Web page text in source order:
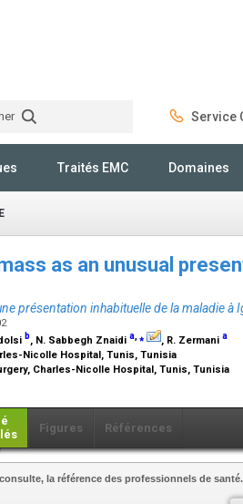
Service
Traités EMC Domaines
as an unusual
présentation inhabituelle de la maladie à
b, N. Sabbegh Znaidi a,⁎ , R. Zermani a
Nicolle Hospital, Tunis, Tunisia
Charles-Nicolle Hospital, Tunis, Tunisia
Figures Références
la référence des professionnels de santé.